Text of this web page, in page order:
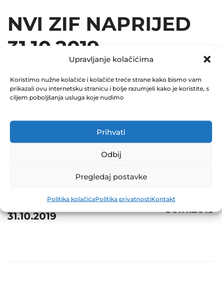
Upravljanje kolačićima
Koristimo nužne kolačiće i kolačiće treće strane kako bismo vam
prikazali ovu internetsku stranicu i bolje razumjeli kako je koristite, s
ciljem poboljšanja usluga koje nudimo
Prihvati
Odbij
Pregledaj postavke
Politika kolačićaPolitika privatnostiKontakt
NVI ZIF NAPRIJED
31.10.2019
November 8, 2019
0 Comments
Share
EUROFOND-1
31.10.2019
NVI ZIF NAPRIJED
30.11.2019